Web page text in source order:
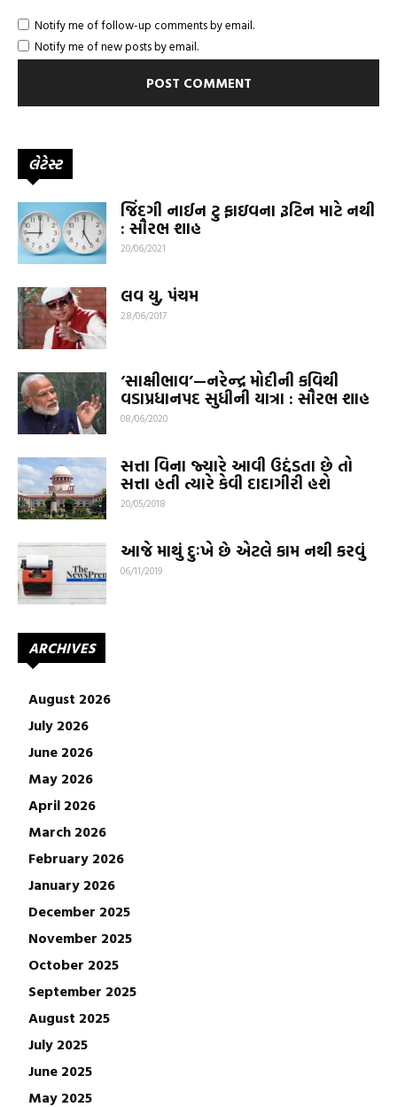
Notify me of follow-up comments by email.
Notify me of new posts by email.
લેટેસ્ટ
જિંદગી નાઈન ટુ ફાઇવના રૂટિન માટે નથી
: સૌરભ શાહ
20/06/2021
લવ યુ, પંચમ
28/06/2017
‘સાક્ષીભાવ’—નરેન્દ્ર મોદીની કવિથી
વડાપ્રધાનપદ સુધીની યાત્રા : સૌરભ શાહ
08/06/2020
સત્તા વિના જ્યારે આવી ઉદ્દંડતા છે તો
સત્તા હતી ત્યારે કેવી દાદાગીરી હશે
20/05/2018
આજે માથું દુઃખે છે એટલે કામ નથી કરવું
06/11/2019
ARCHIVES
August 2026
July 2026
June 2026
May 2026
April 2026
March 2026
February 2026
January 2026
December 2025
November 2025
October 2025
September 2025
August 2025
July 2025
June 2025
May 2025